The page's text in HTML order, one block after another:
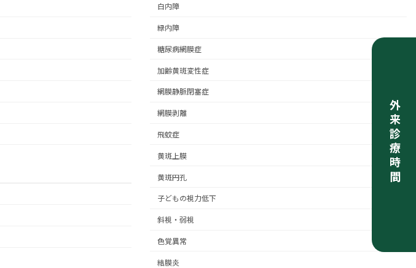
外来診療時間
白内障
緑内障
糖尿病網膜症
加齢黄斑変性症
網膜静脈閉塞症
網膜剥離
飛蚊症
黄斑上膜
黄斑円孔
子どもの視力低下
斜視・弱視
色覚異常
結膜炎